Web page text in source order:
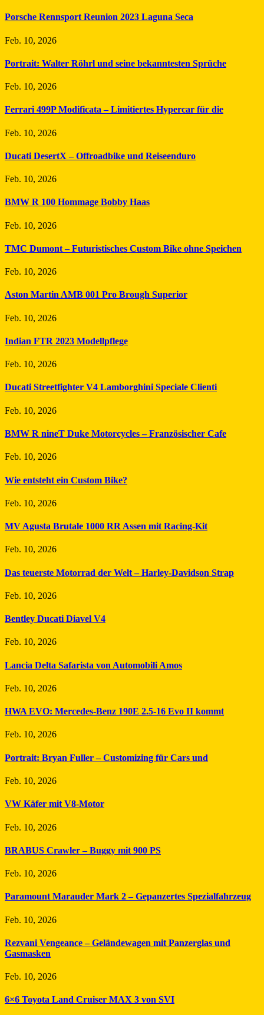
Porsche Rennsport Reunion 2023 Laguna Seca
Feb. 10, 2026
Portrait: Walter Röhrl und seine bekanntesten Sprüche
Feb. 10, 2026
Ferrari 499P Modificata – Limitiertes Hypercar für die
Feb. 10, 2026
Ducati DesertX – Offroadbike und Reiseenduro
Feb. 10, 2026
BMW R 100 Hommage Bobby Haas
Feb. 10, 2026
TMC Dumont – Futuristisches Custom Bike ohne Speichen
Feb. 10, 2026
Aston Martin AMB 001 Pro Brough Superior
Feb. 10, 2026
Indian FTR 2023 Modellpflege
Feb. 10, 2026
Ducati Streetfighter V4 Lamborghini Speciale Clienti
Feb. 10, 2026
BMW R nineT Duke Motorcycles – Französischer Cafe
Feb. 10, 2026
Wie entsteht ein Custom Bike?
Feb. 10, 2026
MV Agusta Brutale 1000 RR Assen mit Racing-Kit
Feb. 10, 2026
Das teuerste Motorrad der Welt – Harley-Davidson Strap
Feb. 10, 2026
Bentley Ducati Diavel V4
Feb. 10, 2026
Lancia Delta Safarista von Automobili Amos
Feb. 10, 2026
HWA EVO: Mercedes-Benz 190E 2.5-16 Evo II kommt
Feb. 10, 2026
Portrait: Bryan Fuller – Customizing für Cars und
Feb. 10, 2026
VW Käfer mit V8-Motor
Feb. 10, 2026
BRABUS Crawler – Buggy mit 900 PS
Feb. 10, 2026
Paramount Marauder Mark 2 – Gepanzertes Spezialfahrzeug
Feb. 10, 2026
Rezvani Vengeance – Geländewagen mit Panzerglas und
Gasmasken
Feb. 10, 2026
6×6 Toyota Land Cruiser MAX 3 von SVI